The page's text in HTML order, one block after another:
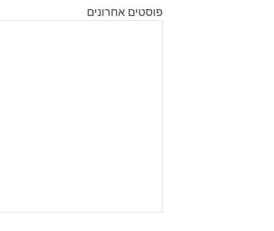
פוסטים אחרונים